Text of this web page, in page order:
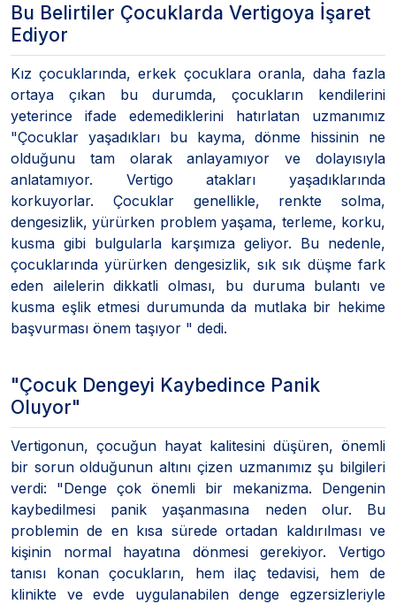
Bu Belirtiler Çocuklarda Vertigoya İşaret
Ediyor
Kız çocuklarında, erkek çocuklara oranla, daha fazla
ortaya çıkan bu durumda, çocukların kendilerini
yeterince ifade edemediklerini hatırlatan uzmanımız
"Çocuklar yaşadıkları bu kayma, dönme hissinin ne
olduğunu tam olarak anlayamıyor ve dolayısıyla
anlatamıyor. Vertigo atakları yaşadıklarında
korkuyorlar. Çocuklar genellikle, renkte solma,
dengesizlik, yürürken problem yaşama, terleme, korku,
kusma gibi bulgularla karşımıza geliyor. Bu nedenle,
çocuklarında yürürken dengesizlik, sık sık düşme fark
eden ailelerin dikkatli olması, bu duruma bulantı ve
kusma eşlik etmesi durumunda da mutlaka bir hekime
başvurması önem taşıyor " dedi.
"Çocuk Dengeyi Kaybedince Panik
Oluyor"
Vertigonun, çocuğun hayat kalitesini düşüren, önemli
bir sorun olduğunun altını çizen uzmanımız şu bilgileri
verdi: "Denge çok önemli bir mekanizma. Dengenin
kaybedilmesi panik yaşanmasına neden olur. Bu
problemin de en kısa sürede ortadan kaldırılması ve
kişinin normal hayatına dönmesi gerekiyor. Vertigo
tanısı konan çocukların, hem ilaç tedavisi, hem de
klinikte ve evde uygulanabilen denge egzersizleriyle